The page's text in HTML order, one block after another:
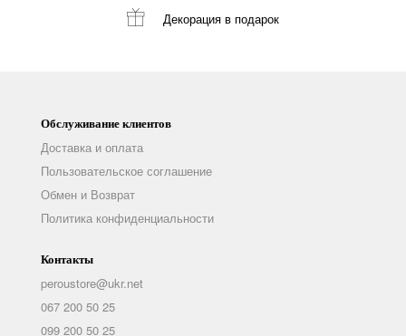
Декорация в подарок
Обслуживание клиентов
Доставка и оплата
Пользовательское соглашение
Обмен и Возврат
Политика конфиденциальности
Контакты
peroustore@ukr.net
067 200 50 25
099 200 50 25